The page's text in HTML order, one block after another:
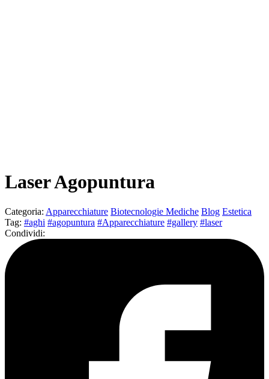
Laser Agopuntura
Categoria: Apparecchiature Biotecnologie Mediche Blog Estetica
Tag: #aghi #agopuntura #Apparecchiature #gallery #laser
Condividi: